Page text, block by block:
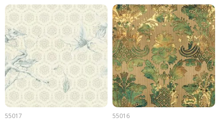
55017 55016